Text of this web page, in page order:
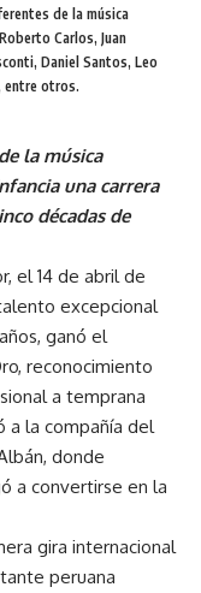
de la música
Carlos, Juan
Daniel Santos, Leo
entre otros.
la música
una carrera
décadas de
el 14 de abril de
excepcional
ganó el
reconocimiento
a temprana
a la compañía del
donde
a convertirse en la
gira internacional
peruana